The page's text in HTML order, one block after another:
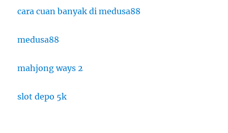
cara cuan banyak di medusa88
medusa88
mahjong ways 2
slot depo 5k